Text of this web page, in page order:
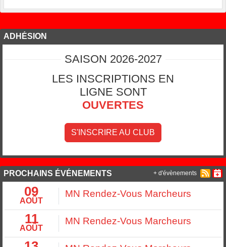
ADHÉSION
SAISON 2026-2027
LES INSCRIPTIONS EN
LIGNE SONT
OUVERTES
S'INSCRIRE AU CLUB
PROCHAINS ÉVÉNEMENTS
09
AOÛT
MN Rendez-Vous Marcheurs
11
AOÛT
MN Rendez-Vous Marcheurs
+ d'évènements